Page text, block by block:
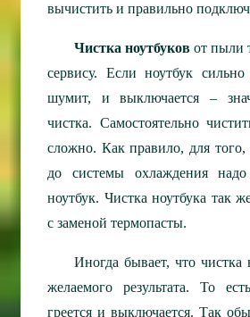
вычистить и правильно
Чистка ноутбуков от пыли
сервису. Если ноутбук сильно
шумит, и выключается –
чистка. Самостоятельно
сложно. Как правило, для того,
до системы охлаждения надо
ноутбук. Чистка ноутбука так
с заменой термопасты.
Иногда бывает, что чистка
желаемого результата. То
греется и выключается. Так